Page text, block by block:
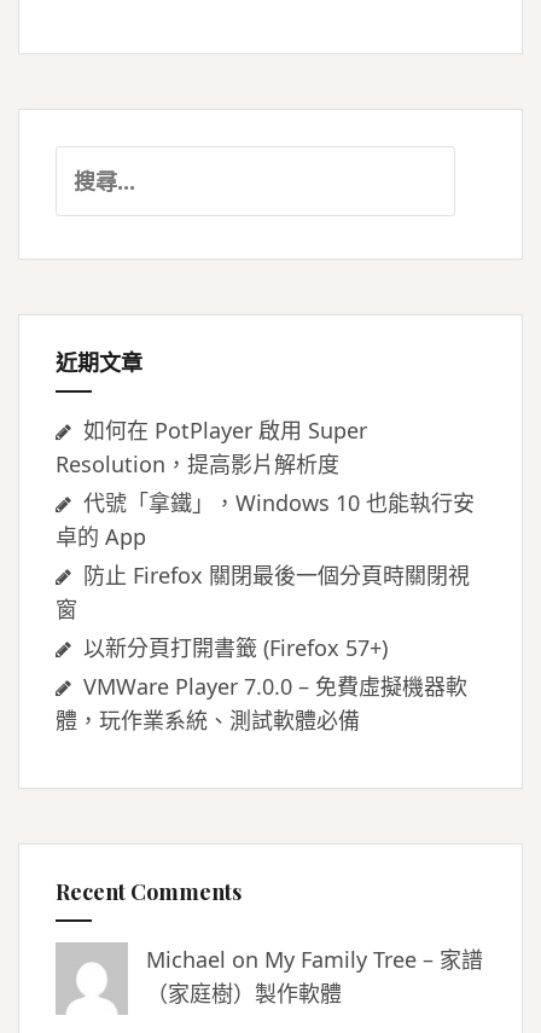
尋
鍵
近期文章
如何在 PotPlayer 啟用 Super
Resolution，提高影片解析度
代號「拿鐵」，Windows 10 也能執行安
卓的 App
防止 Firefox 關閉最後一個分頁時關閉視
窗
以新分頁打開書籤 (Firefox 57+)
VMWare Player 7.0.0 – 免費虛擬機器軟
體，玩作業系統、測試軟體必備
Recent Comments
Michael on My Family Tree – 家譜
（家庭樹）製作軟體